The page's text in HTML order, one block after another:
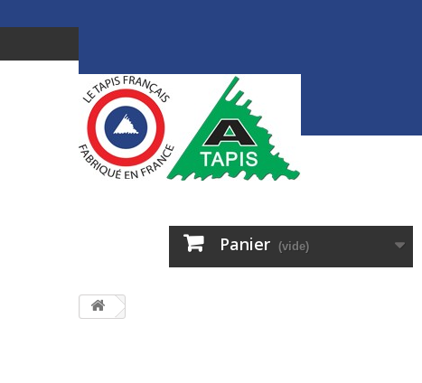
Panier (vide)